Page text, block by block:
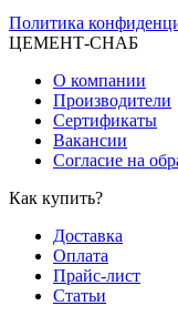
Политика
ЦЕМЕНТ-СНАБ
О компании
Производители
Сертификаты
Вакансии
Согласие на
Как купить?
Доставка
Оплата
Прайс-лист
Статьи